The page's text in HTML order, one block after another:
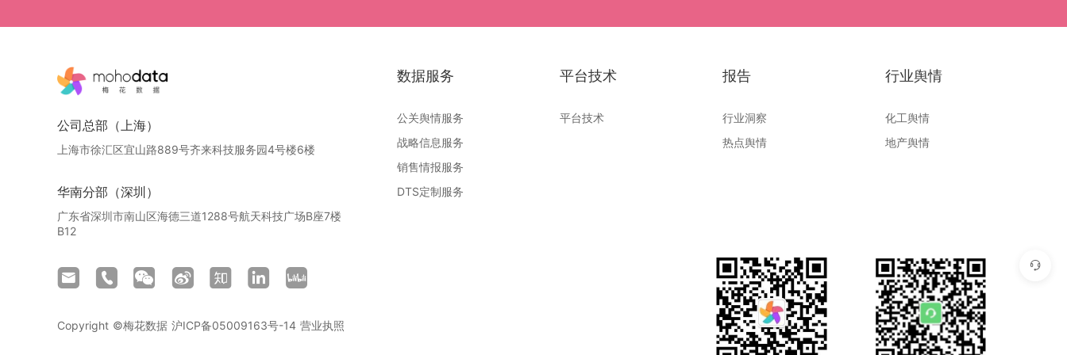
公司总部（上海）
上海市徐汇区宜山路889号齐来科技服务园4号楼6楼
华南分部（深圳）
广东省深圳市南山区海德三道1288号航天科技广场B座7楼
B12
Copyright ©梅花数据 沪ICP备05009163号-14 营业执照
数据服务
公关舆情服务
战略信息服务
销售情报服务
DTS定制服务
平台技术
平台技术
报告
行业洞察
热点舆情
行业舆情
化工舆情
地产舆情